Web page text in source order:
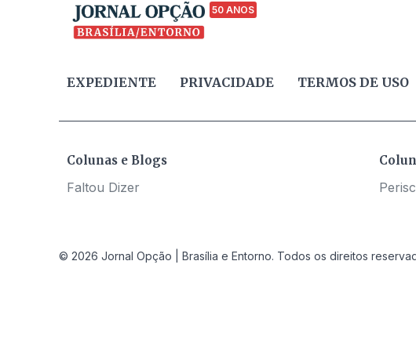
50 ANOS
EXPEDIENTE PRIVACIDADE TERMOS DE USO
Colunas e Blogs
Faltou Dizer
© 2026 Jornal Opção | Brasília e Entorno. Todos os direitos